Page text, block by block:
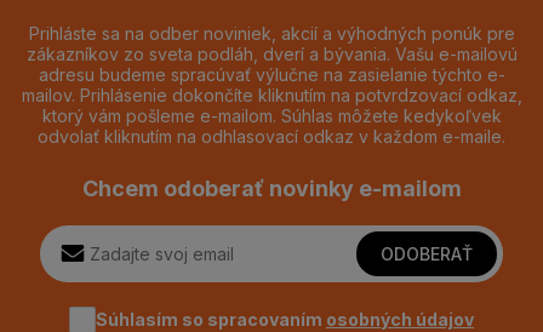
Prihláste sa na odber noviniek, akcií a výhodných ponúk pre
zákazníkov zo sveta podláh, dverí a bývania. Vašu e-mailovú
adresu budeme spracúvať výlučne na zasielanie týchto e-
mailov. Prihlásenie dokončíte kliknutím na potvrdzovací odkaz,
ktorý vám pošleme e-mailom. Súhlas môžete kedykoľvek
odvolať kliknutím na odhlasovací odkaz v každom e-maile.
Chcem odoberať novinky e-mailom
ODOBERAŤ
Súhlasím so spracovaním osobných údajov